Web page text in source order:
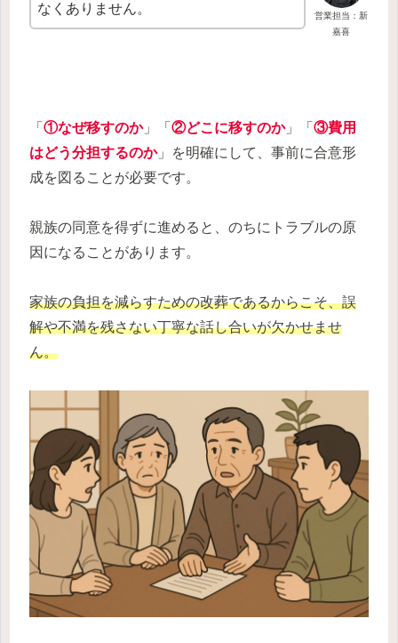
営業担当：新
嘉喜
なくありません。
「 ①なぜ移すのか」「 ②どこに移すのか」「 ③費用
はどう分担するのか」を明確にして、事前に合意形
成を図ることが必要です。
親族の同意を得ずに進めると、のちにトラブルの原
因になることがあります。
家族の負担を減らすための改葬であるからこそ、誤
解や不満を残さない丁寧な話し合いが欠かせませ
ん。